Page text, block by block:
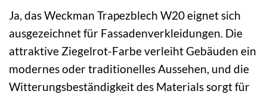
Ja, das Weckman Trapezblech W20 eignet sich
ausgezeichnet für Fassadenverkleidungen. Die
attraktive Ziegelrot-Farbe verleiht Gebäuden ein
modernes oder traditionelles Aussehen, und die
Witterungsbeständigkeit des Materials sorgt für